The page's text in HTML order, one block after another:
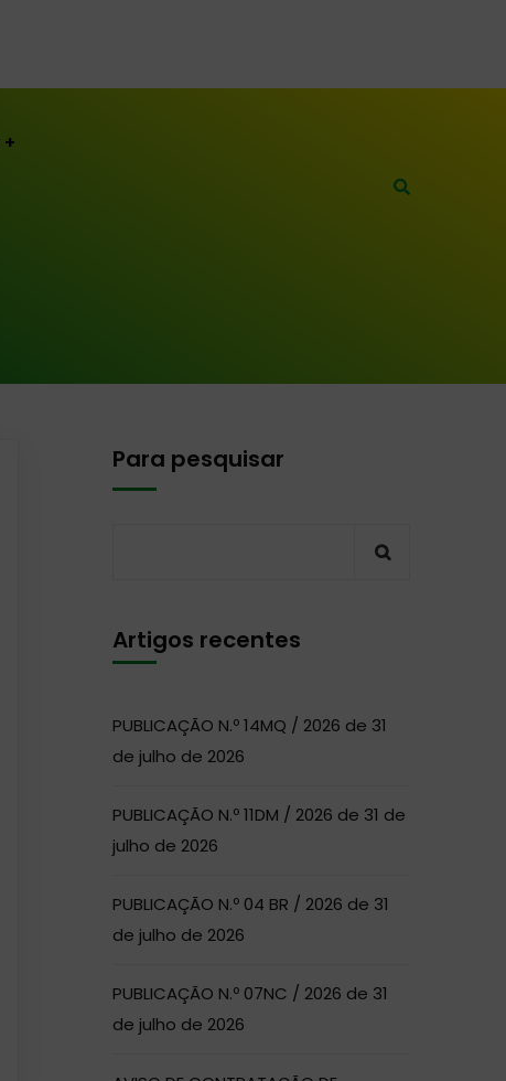
Para pesquisar
Artigos recentes
PUBLICAÇÃO N.º 14MQ / 2026 de 31
de julho de 2026
PUBLICAÇÃO N.º 11DM / 2026 de 31 de
julho de 2026
PUBLICAÇÃO N.º 04 BR / 2026 de 31
de julho de 2026
PUBLICAÇÃO N.º 07NC / 2026 de 31
de julho de 2026